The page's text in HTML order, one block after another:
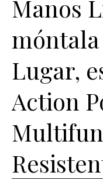
Manos
Lugar,
Action